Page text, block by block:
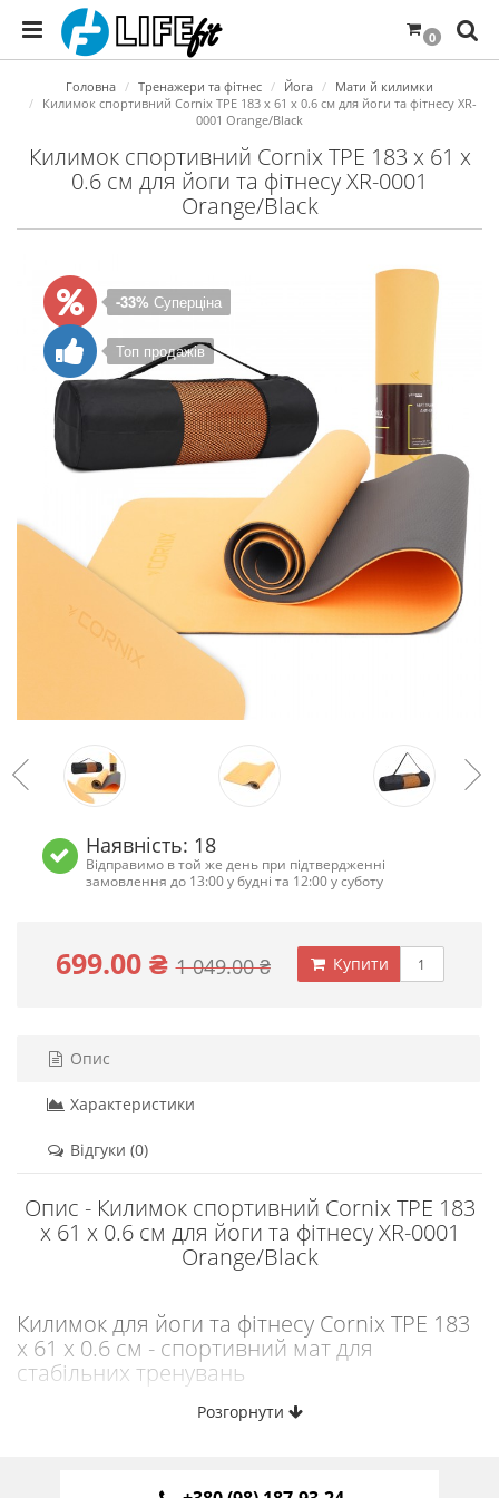
0
Головна Тренажери та фітнес Йога
Мати й килимки
Килимок спортивний Cornix TPE 183 x 61 x 0.6 см для йоги та фітнесу XR-
0001 Orange/Black
Килимок спортивний Cornix TPE 183 x 61 x
0.6 см для йоги та фітнесу XR-0001
Orange/Black
-33% Суперціна
Топ продажів
Наявність: 18
Відправимо в той же день при підтвердженні
замовлення до 13:00 у будні та 12:00 у суботу
699.00 ₴ 1 049.00 ₴ Купити
Опис
Характеристики
Відгуки (0)
Опис - Килимок спортивний Cornix TPE 183
x 61 x 0.6 см для йоги та фітнесу XR-0001
Orange/Black
Килимок для йоги та фітнесу Cornix TPE 183
x 61 x 0.6 см - спортивний мат для
стабільних тренувань
Килимок для йоги та фітнесу від польського бренду Cornix -
Розгорнути